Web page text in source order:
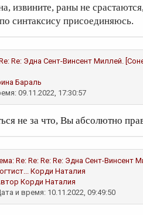
извините, раны не
синтаксису присоединяюсь.
Re: Эдна Сент-Винсент Миллей.
Бараль
09.11.2022, 17:30:57
не за что, Вы абсолютно
Re: Re: Re: Re: Эдна Сент-
Корди Наталия
Корди Наталия
и время: 10.11.2022, 09:49:50